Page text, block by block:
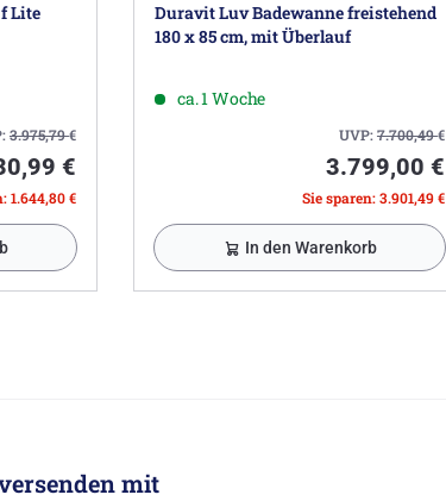
Lite
3.975,79€
€
1.644,80 €
Duravit Luv Badewanne freistehend
180 x 85 cm, mit Überlauf
ca. 1 Woche
UVP:7.700,49€
3.799,00 €
Sie sparen: 3.901,49 €
In den Warenkorb
mit